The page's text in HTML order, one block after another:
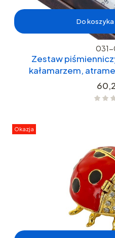
Do koszyka
031-
Zestaw
kałamarzem,
Okazja